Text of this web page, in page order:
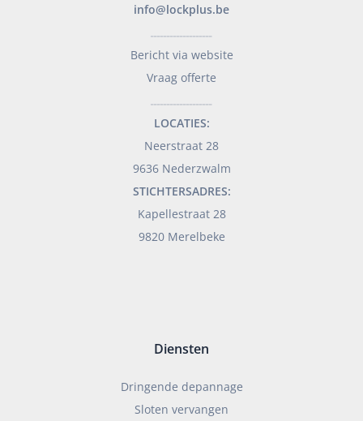
info@lockplus.be
Bericht via website
Vraag offerte
LOCATIES:
Neerstraat 28
9636 Nederzwalm
STICHTERSADRES:
Kapellestraat 28
9820 Merelbeke
Diensten
Dringende depannage
Sloten vervangen